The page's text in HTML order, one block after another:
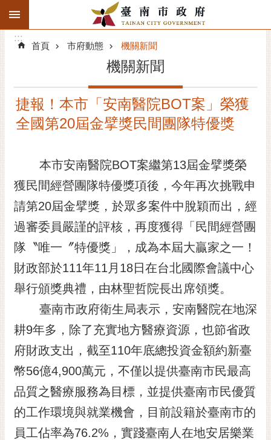
跳到主要內容區塊
搜
階
精彩府城
市府團隊
主題服務
市政資訊
市民互動
黃
螢
光
花
泉
桐
花
祭
:::
:::
首頁 市府動態 機關新聞
機關新聞
捷報！本市「安南醫院BOT案」榮獲
全國第20屆金擘獎民間團隊特優獎
本市安南醫院BOT案繼第13屆金擘獎榮
獲民間經營團隊特優獎項後，今年再次挑戰申
請第20屆金擘獎，於眾多案件中脫穎而出，經
過審委員嚴謹的評核，再度獲得「民間經營團
隊〝唯一〞特優獎」，成為本屆大贏家之一！
財政部於111年11月18日在台北國際會議中心
舉行頒獎典禮，由林聖哲院長出席領獎。
臺南市政府衛生局表示，安南醫院在地深
耕9年多，除了充實地方醫療資源，也節省政
府財政支出，截至110年底總投資金額約新臺
幣56億4,900萬元，不僅以提供臺南市民最高
品質之醫療服務為目標，並提供臺南市民優質
的工作環境與就業機會，目前設籍於臺南市的
員工佔率為76.2%，實踐臺南人在地安居樂業